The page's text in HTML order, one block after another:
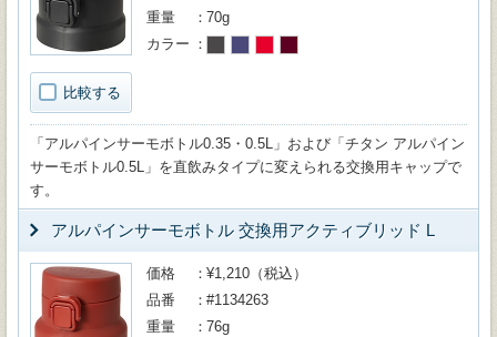
比較する
重量
70g
カラー
「アルパインサーモボトル0.35・0.5L」および「チタン アルパイン
サーモボトル0.5L」を直飲みタイプに変えられる交換用キャップで
す。
アルパインサーモボトル 交換用アクティブリッド L
価格
¥1,210（税込）
品番
#1134263
重量
76g